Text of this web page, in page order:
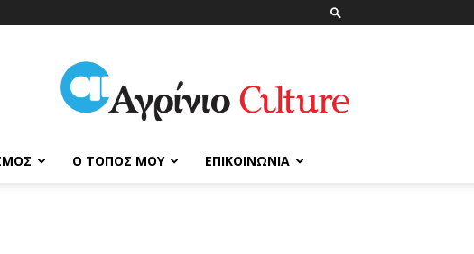
ΑγρίνιοCulture
Ο ΤΌΠΟΣ ΜΟΥ ΕΠΙΚΟΙΝΩΝΊΑ